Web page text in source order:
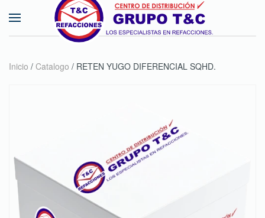
Skip to main content
Inicio / Catalogo / RETEN YUGO DIFERENCIAL SQHD.